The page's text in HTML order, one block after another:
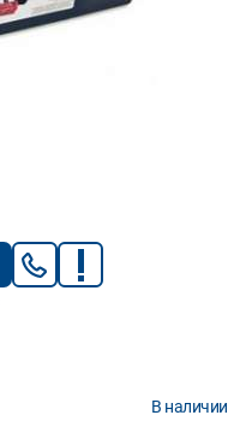
В наличии